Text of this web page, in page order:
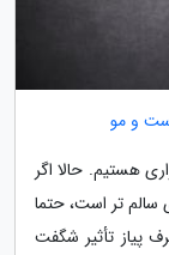
هستیم. حالا اگر
تر است، حتما
پیاز تأثیر شگفت